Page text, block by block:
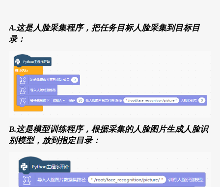
A.这是人脸采集程序，把任务目标人脸采集到目标目
录：
B.这是模型训练程序，根据采集的人脸图片生成人脸识
别模型，放到指定目录：